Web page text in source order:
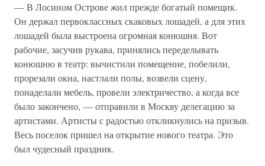
— В Лосином Острове жил прежде богатый помещик.
Он держал первоклассных скаковых лошадей, а для этих
лошадей была выстроена огромная конюшня. Вот
рабочие, засучив рукава, принялись переделывать
конюшню в театр: вычистили помещение, побелили,
прорезали окна, настлали полы, возвели сцену,
понаделали мебель, провели электричество, а когда все
было закончено, — отправили в Москву делегацию за
артистами. Артисты с радостью откликнулись на призыв.
Весь поселок пришел на открытие нового театра. Это
был чудесный праздник.